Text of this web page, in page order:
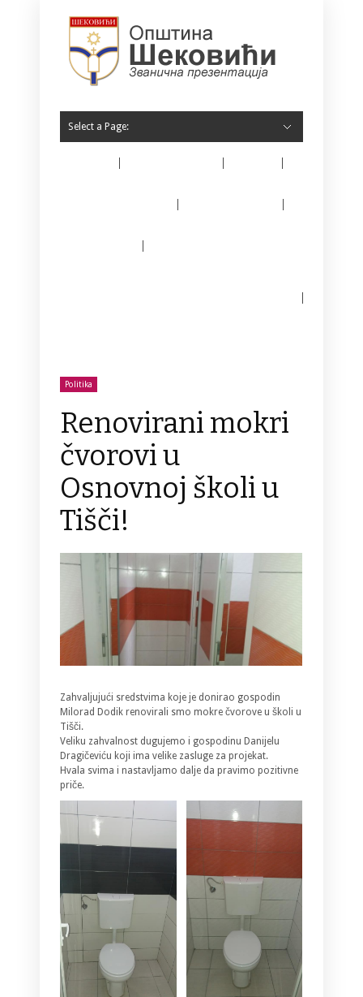
Select a Page:
Politika
Renovirani mokri
čvorovi u
Osnovnoj školi u
Tišči!
Zahvaljujući sredstvima koje je donirao gospodin
Milorad Dodik renovirali smo mokre čvorove u školi u
Tišči.
Veliku zahvalnost dugujemo i gospodinu Danijelu
Dragičeviću koji ima velike zasluge za projekat.
Hvala svima i nastavljamo dalje da pravimo pozitivne
priče.